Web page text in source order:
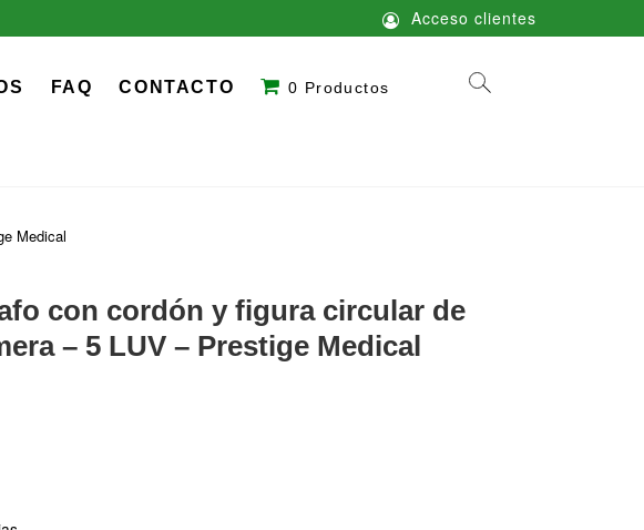
Acceso clientes
FAQ CONTACTO 0 Productos
Medical
con cordón y figura circular de
– 5 LUV – Prestige Medical